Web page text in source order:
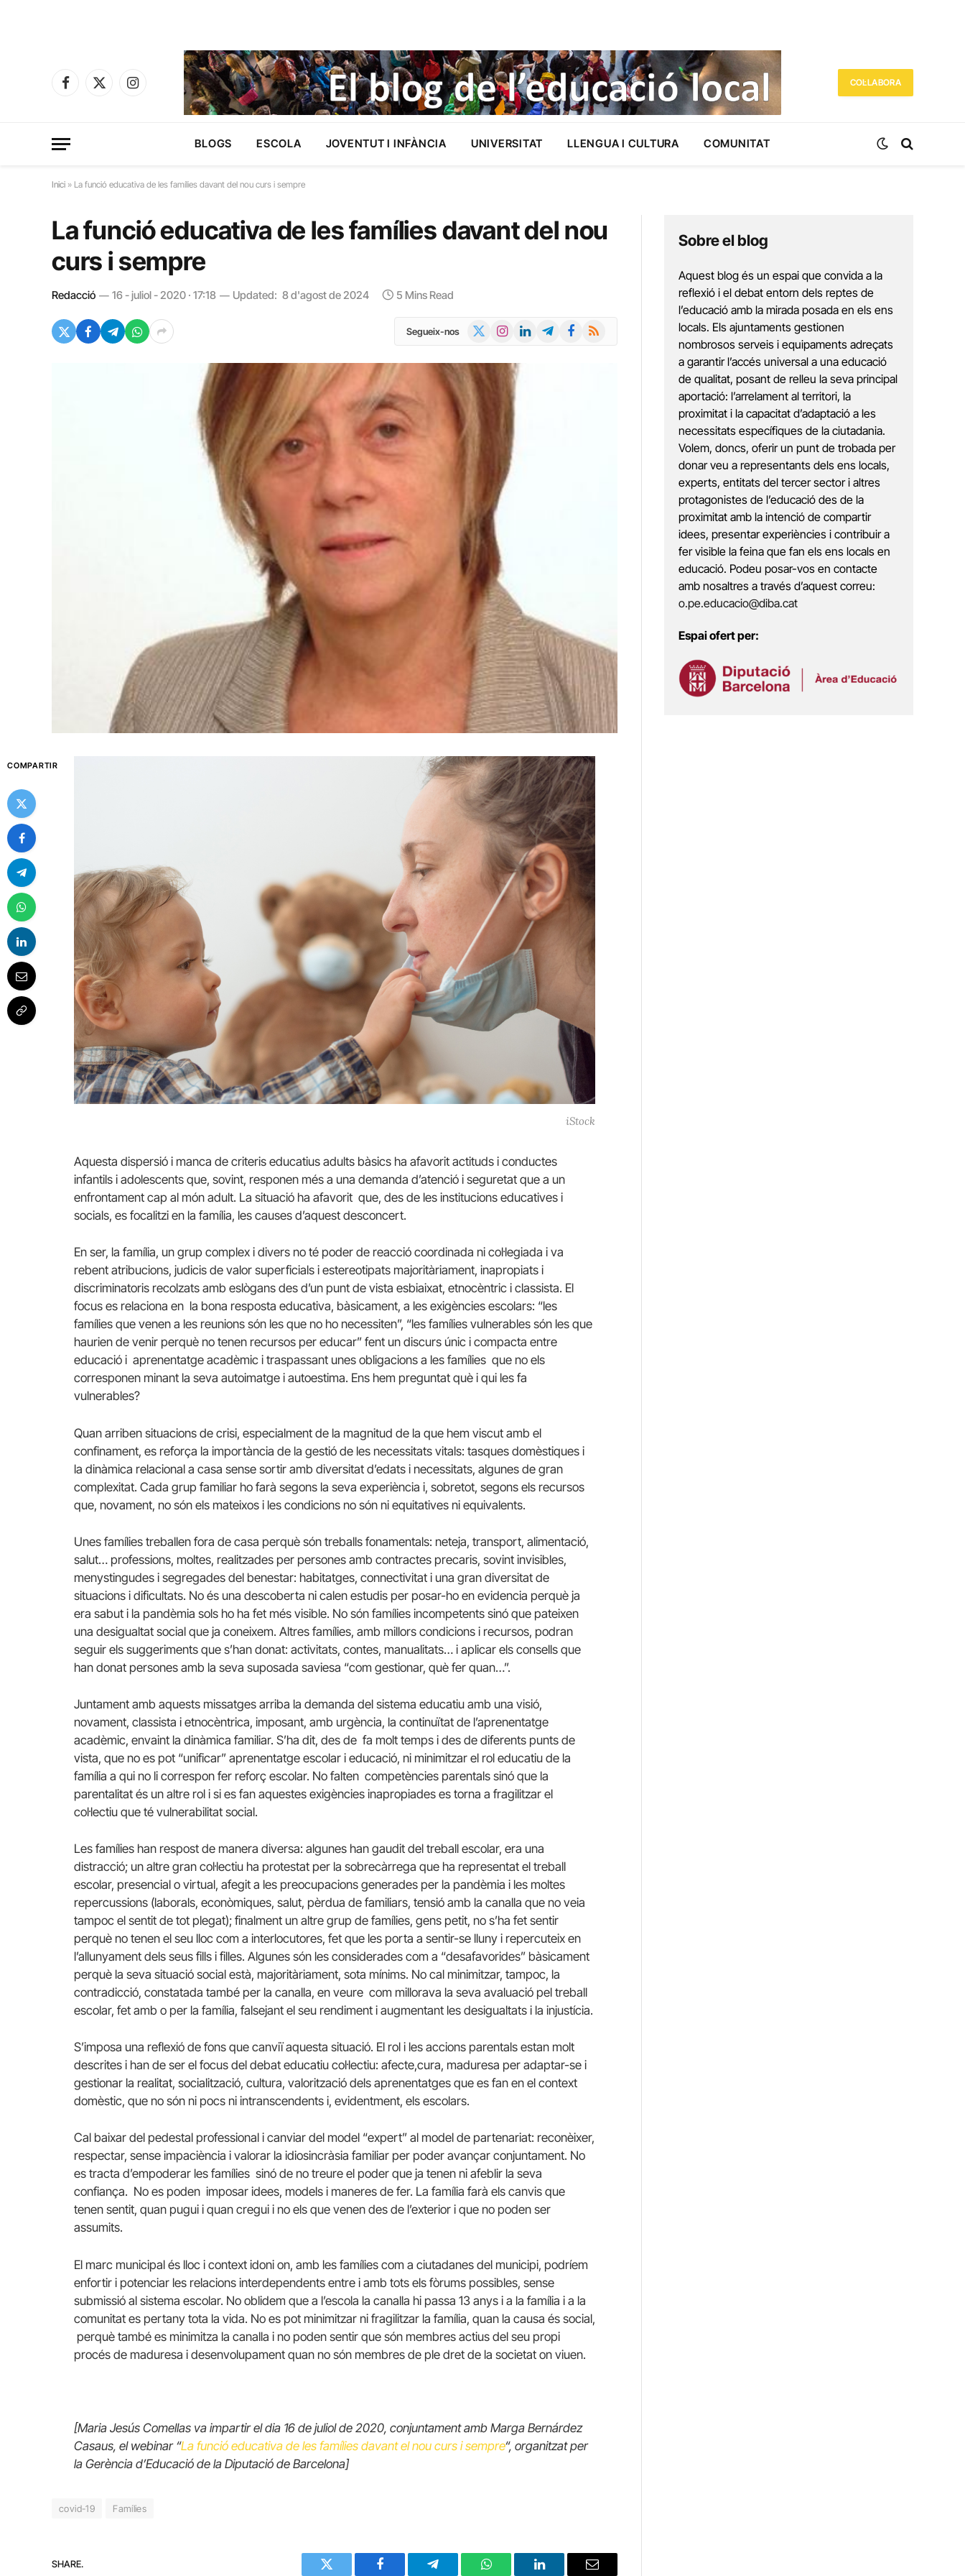
Facebook
X
Instagram
COL·LABORA
BLOGS ESCOLA JOVENTUT I INFÀNCIA UNIVERSITAT LLENGUA I CULTURA COMUNITAT
Inici » La funció educativa de les famílies davant del nou curs i sempre
La funció educativa de les famílies davant del nou
curs i sempre
Redacció 16 - juliol - 2020 · 17:18 Updated: 8 d'agost de 2024 5 Mins Read
Segueix-nos InstagramLinkedInTelegramFacebook
RSS
COMPARTIR
iStock
Aquesta dispersió i manca de criteris educatius adults bàsics ha afavorit actituds i conductes
infantils i adolescents que, sovint, responen més a una demanda d’atenció i seguretat que a un
enfrontament cap al món adult. La situació ha afavorit que, des de les institucions educatives i
socials, es focalitzi en la família, les causes d’aquest desconcert.
En ser, la família, un grup complex i divers no té poder de reacció coordinada ni col·legiada i va
rebent atribucions, judicis de valor superficials i estereotipats majoritàriament, inapropiats i
discriminatoris recolzats amb eslògans des d’un punt de vista esbiaixat, etnocèntric i classista. El
focus es relaciona en la bona resposta educativa, bàsicament, a les exigències escolars: “les
famílies que venen a les reunions són les que no ho necessiten”, “les famílies vulnerables són les que
haurien de venir perquè no tenen recursos per educar” fent un discurs únic i compacta entre
educació i aprenentatge acadèmic i traspassant unes obligacions a les famílies que no els
corresponen minant la seva autoimatge i autoestima. Ens hem preguntat què i qui les fa
vulnerables?
Quan arriben situacions de crisi, especialment de la magnitud de la que hem viscut amb el
confinament, es reforça la importància de la gestió de les necessitats vitals: tasques domèstiques i
la dinàmica relacional a casa sense sortir amb diversitat d’edats i necessitats, algunes de gran
complexitat. Cada grup familiar ho farà segons la seva experiència i, sobretot, segons els recursos
que, novament, no són els mateixos i les condicions no són ni equitatives ni equivalents.
Unes famílies treballen fora de casa perquè són treballs fonamentals: neteja, transport, alimentació,
salut… professions, moltes, realitzades per persones amb contractes precaris, sovint invisibles,
menystingudes i segregades del benestar: habitatges, connectivitat i una gran diversitat de
situacions i dificultats. No és una descoberta ni calen estudis per posar-ho en evidencia perquè ja
era sabut i la pandèmia sols ho ha fet més visible. No són famílies incompetents sinó que pateixen
una desigualtat social que ja coneixem. Altres famílies, amb millors condicions i recursos, podran
seguir els suggeriments que s’han donat: activitats, contes, manualitats… i aplicar els consells que
han donat persones amb la seva suposada saviesa “com gestionar, què fer quan…”.
Juntament amb aquests missatges arriba la demanda del sistema educatiu amb una visió,
novament, classista i etnocèntrica, imposant, amb urgència, la continuïtat de l’aprenentatge
acadèmic, envaint la dinàmica familiar. S’ha dit, des de fa molt temps i des de diferents punts de
vista, que no es pot “unificar” aprenentatge escolar i educació, ni minimitzar el rol educatiu de la
família a qui no li correspon fer reforç escolar. No falten competències parentals sinó que la
parentalitat és un altre rol i si es fan aquestes exigències inapropiades es torna a fragilitzar el
col·lectiu que té vulnerabilitat social.
Les famílies han respost de manera diversa: algunes han gaudit del treball escolar, era una
distracció; un altre gran col·lectiu ha protestat per la sobrecàrrega que ha representat el treball
escolar, presencial o virtual, afegit a les preocupacions generades per la pandèmia i les moltes
repercussions (laborals, econòmiques, salut, pèrdua de familiars, tensió amb la canalla que no veia
tampoc el sentit de tot plegat); finalment un altre grup de famílies, gens petit, no s’ha fet sentir
perquè no tenen el seu lloc com a interlocutores, fet que les porta a sentir-se lluny i repercuteix en
l’allunyament dels seus fills i filles. Algunes són les considerades com a “desafavorides” bàsicament
perquè la seva situació social està, majoritàriament, sota mínims. No cal minimitzar, tampoc, la
contradicció, constatada també per la canalla, en veure com millorava la seva avaluació pel treball
escolar, fet amb o per la família, falsejant el seu rendiment i augmentant les desigualtats i la injustícia.
S’imposa una reflexió de fons que canviï aquesta situació. El rol i les accions parentals estan molt
descrites i han de ser el focus del debat educatiu col·lectiu: afecte,cura, maduresa per adaptar-se i
gestionar la realitat, socialització, cultura, valorització dels aprenentatges que es fan en el context
domèstic, que no són ni pocs ni intranscendents i, evidentment, els escolars.
Cal baixar del pedestal professional i canviar del model “expert” al model de partenariat: reconèixer,
respectar, sense impaciència i valorar la idiosincràsia familiar per poder avançar conjuntament. No
es tracta d’empoderar les famílies sinó de no treure el poder que ja tenen ni afeblir la seva
confiança. No es poden imposar idees, models i maneres de fer. La família farà els canvis que
tenen sentit, quan pugui i quan cregui i no els que venen des de l’exterior i que no poden ser
assumits.
El marc municipal és lloc i context idoni on, amb les famílies com a ciutadanes del municipi, podríem
enfortir i potenciar les relacions interdependents entre i amb tots els fòrums possibles, sense
submissió al sistema escolar. No oblidem que a l’escola la canalla hi passa 13 anys i a la família i a la
comunitat es pertany tota la vida. No es pot minimitzar ni fragilitzar la família, quan la causa és social,
perquè també es minimitza la canalla i no poden sentir que són membres actius del seu propi
procés de maduresa i desenvolupament quan no són membres de ple dret de la societat on viuen.
[Maria Jesús Comellas va impartir el dia 16 de juliol de 2020, conjuntament amb Marga Bernárdez
Casaus, el webinar “La funció educativa de les famílies davant el nou curs i sempre“, organitzat per
la Gerència d’Educació de la Diputació de Barcelona]
covid-19 Famílies
SHARE.
Sobre el blog
Aquest blog és un espai que convida a la
reflexió i el debat entorn dels reptes de
l’educació amb la mirada posada en els ens
locals. Els ajuntaments gestionen
nombrosos serveis i equipaments adreçats
a garantir l’accés universal a una educació
de qualitat, posant de relleu la seva principal
aportació: l’arrelament al territori, la
proximitat i la capacitat d’adaptació a les
necessitats específiques de la ciutadania.
Volem, doncs, oferir un punt de trobada per
donar veu a representants dels ens locals,
experts, entitats del tercer sector i altres
protagonistes de l’educació des de la
proximitat amb la intenció de compartir
idees, presentar experiències i contribuir a
fer visible la feina que fan els ens locals en
educació. Podeu posar-vos en contacte
amb nosaltres a través d’aquest correu:
o.pe.educacio@diba.cat
Espai ofert per: